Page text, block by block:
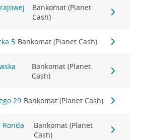
Bankomat (Planet
Cash)
5 Bankomat (Planet Cash)
Bankomat (Planet
Cash)
29 Bankomat (Planet Cash)
Ronda
Bankomat (Planet
Cash)